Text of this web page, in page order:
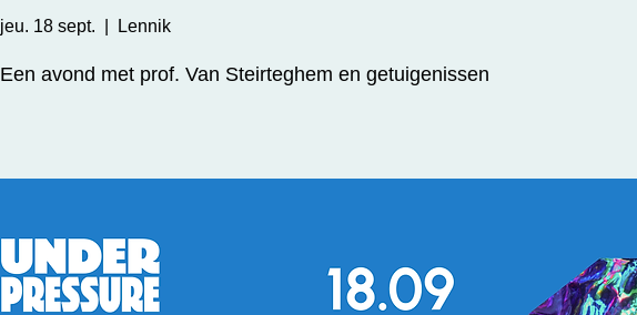
jeu. 18 sept. Lennik
Een avond met prof. Van Steirteghem en getuigenissen